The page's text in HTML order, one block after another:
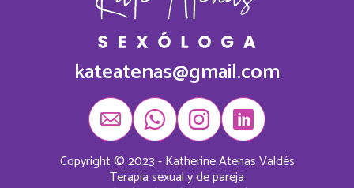
kateatenas@gmail.com
Copyright © 2023 - Katherine Atenas Valdés
Terapia sexual y de pareja